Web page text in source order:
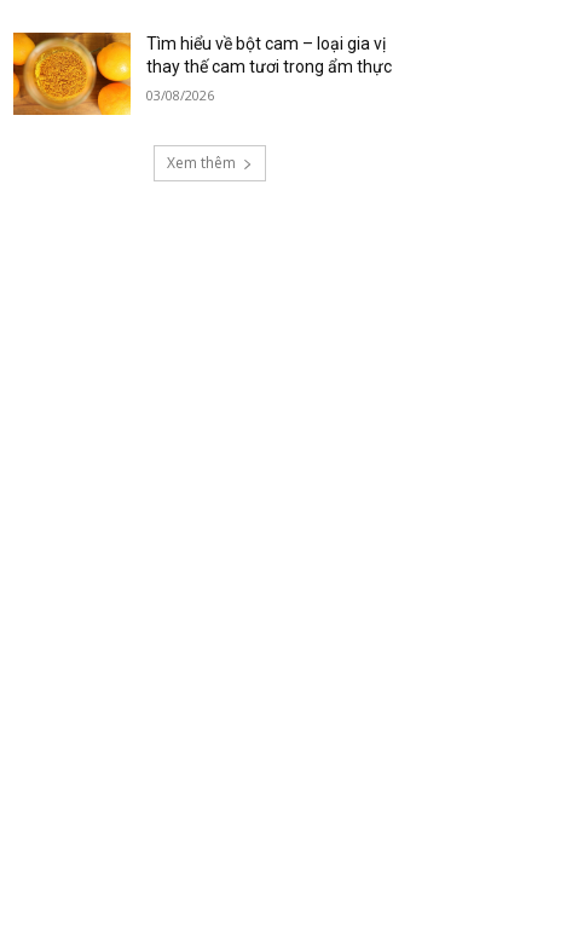
Tìm hiểu về bột cam – loại gia vị
thay thế cam tươi trong ẩm thực
03/08/2026
Xem thêm